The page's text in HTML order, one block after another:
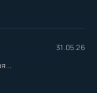
31.05.26